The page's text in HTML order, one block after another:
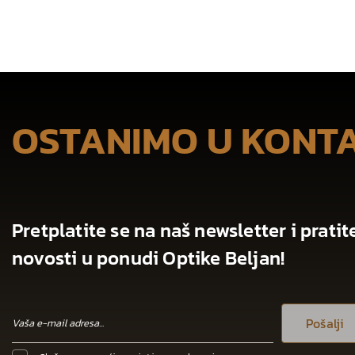
OSTANIMO U
Pretplatite se na naš newsletter i
novosti u ponudi Optike Beljan!
Pošalji